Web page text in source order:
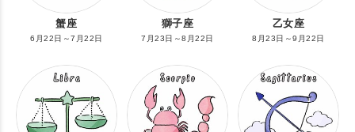
蟹座
6月22日～7月22日
獅子座
7月23日～8月22日
乙女座
8月23日～9月22日